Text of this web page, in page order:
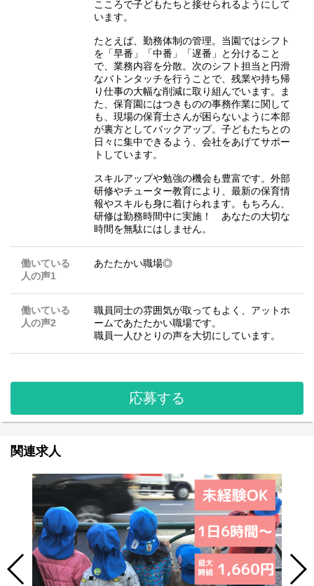
こころで子どもたちと接せられるようにして
います。
たとえば、勤務体制の管理。当園ではシフト
を「早番」「中番」「遅番」と分けること
で、業務内容を分散。次のシフト担当と円滑
なバトンタッチを行うことで、残業や持ち帰
り仕事の大幅な削減に取り組んでいます。ま
た、保育園にはつきものの事務作業に関して
も、現場の保育士さんが困らないように本部
が裏方としてバックアップ。子どもたちとの
日々に集中できるよう、会社をあげてサポー
トしています。
スキルアップや勉強の機会も豊富です。外部
研修やチューター教育により、最新の保育情
報やスキルも身に着けられます。もちろん、
研修は勤務時間中に実施！ あなたの大切な
時間を無駄にはしません。
働いている
人の声1
あたたかい職場◎
働いている
人の声2
職員同士の雰囲気が取ってもよく、アットホ
ームであたたかい職場です。
職員一人ひとりの声を大切にしています。
応募する
関連求人